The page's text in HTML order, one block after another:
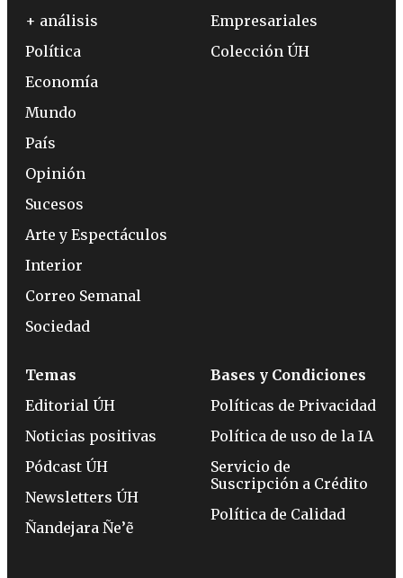
+ análisis
Política
Economía
Mundo
País
Opinión
Sucesos
Arte y Espectáculos
Interior
Correo Semanal
Sociedad
Empresariales
Colección ÚH
Temas
Editorial ÚH
Noticias positivas
Pódcast ÚH
Newsletters ÚH
Ñandejara Ñe’ẽ
Bases y Condiciones
Políticas de Privacidad
Política de uso de la IA
Servicio de
Suscripción a Crédito
Política de Calidad